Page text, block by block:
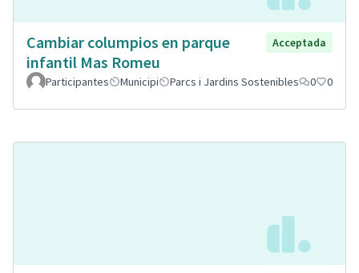
Cambiar columpios en parque
infantil Mas Romeu
Acceptada
Participantes Municipi Parcs i Jardins Sostenibles 0 0